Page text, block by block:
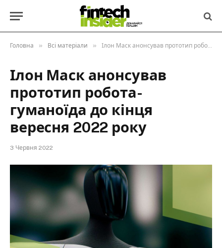
Головна » Всі матеріали » Ілон Маск анонсував прототип робота-гуманоїда до кінця вересня 2022 року
Ілон Маск анонсував
прототип робота-
гуманоїда до кінця
вересня 2022 року
3 Червня 2022